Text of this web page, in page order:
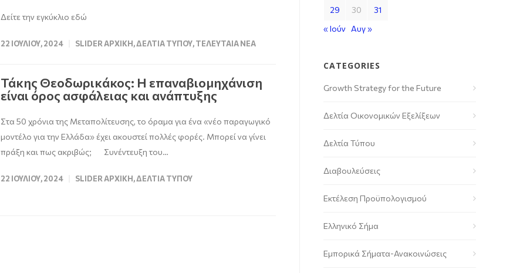
Δείτε την εγκύκλιο εδώ
22 ΙΟΥΛΊΟΥ, 2024 SLIDER ΑΡΧΙΚΉ,ΔΕΛΤΊΑ ΤΎΠΟΥ,ΤΕΛΕΥΤΑΊΑ ΝΈΑ
Τάκης Θεοδωρικάκος: Η επαναβιομηχάνιση
είναι όρος ασφάλειας και ανάπτυξης
Στα 50 χρόνια της Μεταπολίτευσης, το όραμα για ένα «νέο παραγωγικό
μοντέλο για την Ελλάδα» έχει ακουστεί πολλές φορές. Μπορεί να γίνει
πράξη και πως ακριβώς; Συνέντευξη του…
22 ΙΟΥΛΊΟΥ, 2024 SLIDER ΑΡΧΙΚΉ,ΔΕΛΤΊΑ ΤΎΠΟΥ
29 30
31
« Ιούν Αυγ »
CATEGORIES
Growth Strategy for the Future
Δελτία Οικονομικών Εξελίξεων
Δελτία Τύπου
Διαβουλεύσεις
Εκτέλεση Προϋπολογισμού
Ελληνικό Σήμα
Εμπορικά Σήματα-Ανακοινώσεις